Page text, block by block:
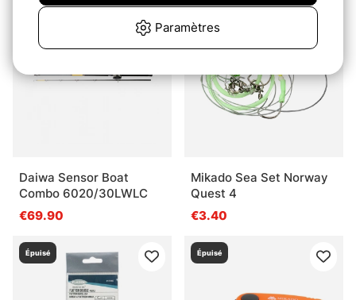
Épuisé
Daiwa Sensor Boat
Combo 6020/30LWLC
€69.90
Mikado Sea Set Norway
Quest 4
€3.40
Épuisé Épuisé
Paramètres